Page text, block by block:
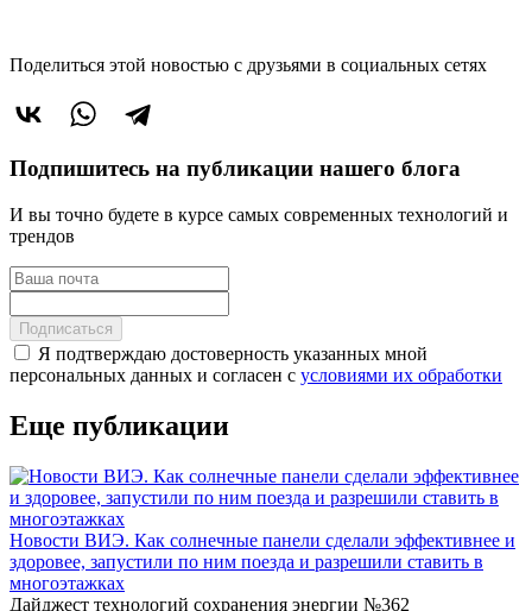
Поделиться этой новостью с друзьями в социальных сетях
Подпишитесь на публикации нашего блога
И вы точно будете в курсе самых современных технологий и
трендов
Подписаться
Я подтверждаю достоверность указанных мной
персональных данных и согласен с условиями их обработки
Еще публикации
Новости ВИЭ. Как солнечные панели сделали эффективнее и
здоровее, запустили по ним поезда и разрешили ставить в
многоэтажках
Дайджест технологий сохранения энергии №362